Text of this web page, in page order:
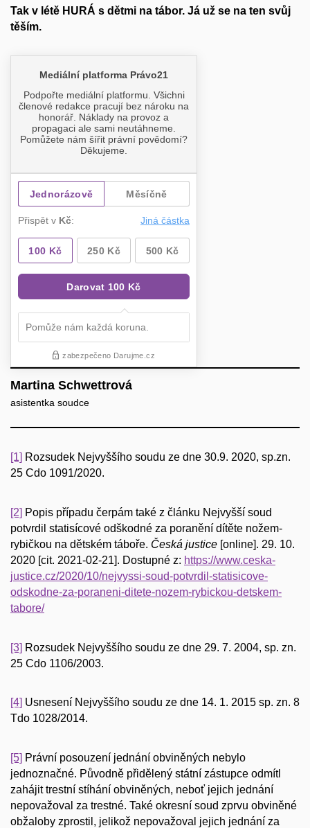
Tak v létě HURÁ s dětmi na tábor. Já už se na ten svůj
těším.
Martina Schwettrová
asistentka soudce
[1] Rozsudek Nejvyššího soudu ze dne 30.9. 2020, sp.zn.
25 Cdo 1091/2020.
[2] Popis případu čerpám také z článku Nejvyšší soud
potvrdil statisícové odškodné za poranění dítěte nožem-
rybičkou na dětském táboře. Česká justice [online]. 29. 10.
2020 [cit. 2021-02-21]. Dostupné z: https://www.ceska-
justice.cz/2020/10/nejvyssi-soud-potvrdil-statisicove-
odskodne-za-poraneni-ditete-nozem-rybickou-detskem-
tabore/
[3] Rozsudek Nejvyššího soudu ze dne 29. 7. 2004, sp. zn.
25 Cdo 1106/2003.
[4] Usnesení Nejvyššího soudu ze dne 14. 1. 2015 sp. zn. 8
Tdo 1028/2014.
[5] Právní posouzení jednání obviněných nebylo
jednoznačné. Původně přidělený státní zástupce odmítl
zahájit trestní stíhání obviněných, neboť jejich jednání
nepovažoval za trestné. Také okresní soud zprvu obviněné
obžaloby zprostil, jelikož nepovažoval jejich jednání za